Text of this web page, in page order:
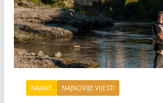
NAJAVE NAJNOVIJE VIJESTI